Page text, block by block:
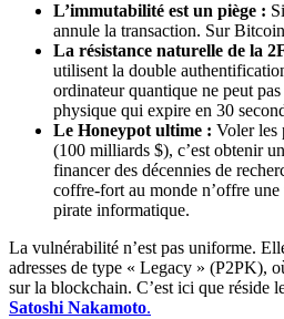
L’immutabilité est un piège :
annule la transaction. Sur
La résistance naturelle de la
utilisent la double
ordinateur quantique ne peut
physique qui expire en 30
Le Honeypot ultime : Voler les
(100 milliards $), c’est obtenir
financer des décennies de
coffre-fort au monde n’offre
pirate informatique.
La vulnérabilité n’est pas uniforme.
adresses de type « Legacy » (P2PK),
sur la blockchain. C’est ici que réside
Satoshi Nakamoto.